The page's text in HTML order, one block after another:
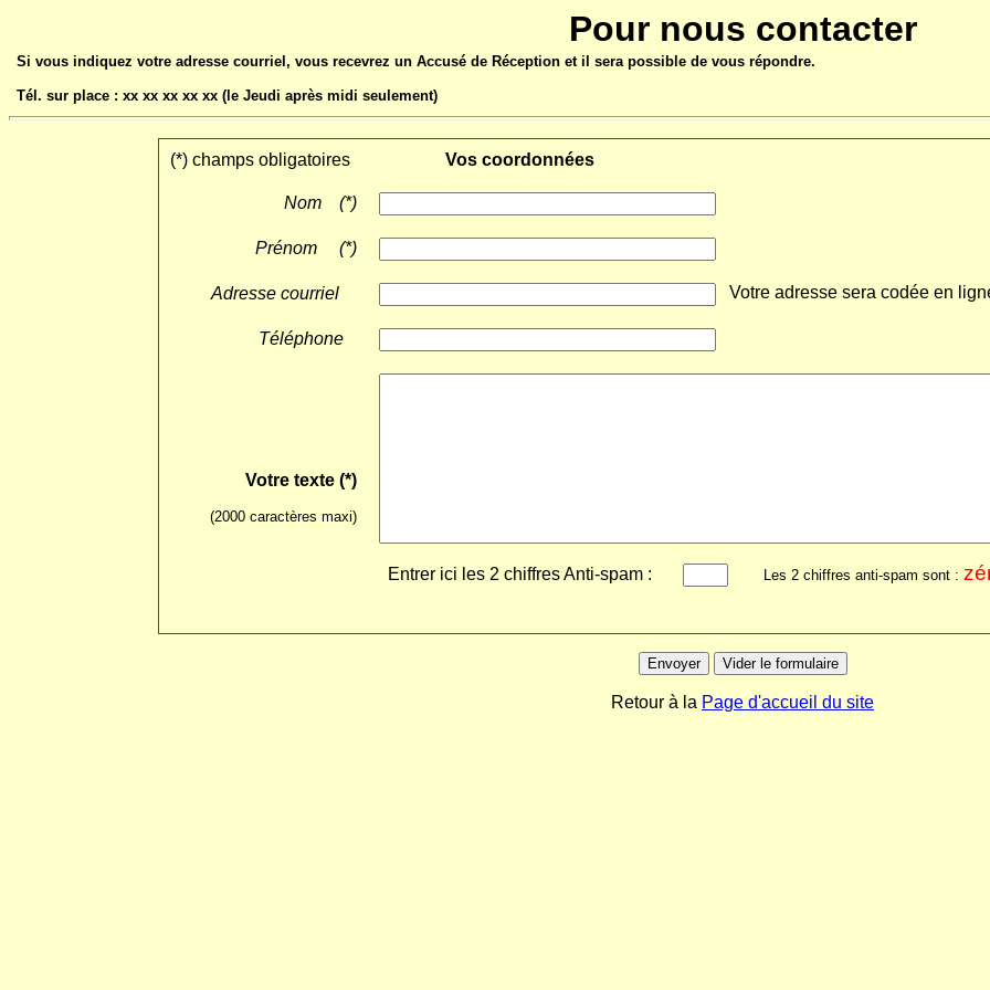
Pour nous contacter
Si vous indiquez votre adresse courriel, vous recevrez un Accusé de Réception et il sera possible de vous répondre.
Tél. sur place : xx xx xx xx xx (le Jeudi après midi seulement)
(*) champs obligatoires Vos coordonnées
Nom (*)
Prénom (*)
Adresse courriel Votre adresse sera codée en
Téléphone
Votre texte (*)
(2000 caractères maxi)
Entrer ici les 2 chiffres Anti-spam : Les 2 chiffres anti-spam sont :
Retour à la Page d'accueil du site